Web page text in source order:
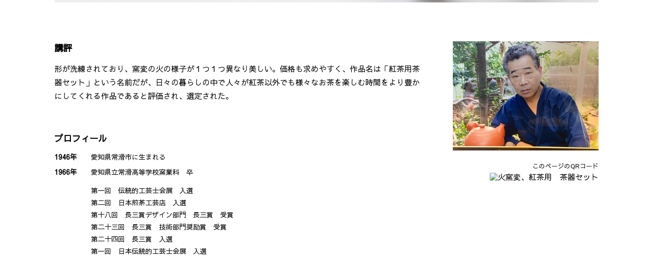
このページのQRコード
講評
形が洗練されており、窯変の火の様子が１つ１つ異なり美しい。価格も求めやすく、作品名は「紅茶用茶
器セット」という名前だが、日々の暮らしの中で人々が紅茶以外でも様々なお茶を楽しむ時間をより豊か
にしてくれる作品であると評価され、選定された。
プロフィール
1946年
愛知県常滑市に生まれる
1966年
愛知県立常滑高等学校窯業科 卒
第一回 伝統的工芸士会展 入選
第二回 日本煎茶工芸店 入選
第十八回 長三賞デザイン部門 長三賞 受賞
第二十三回 長三賞 技術部門奨励賞 受賞
第二十四回 長三賞 入選
第一回 日本伝統的工芸士会展 入選